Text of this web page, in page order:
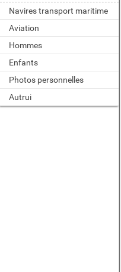
Navires transport maritime
Aviation
Hommes
Enfants
Photos personnelles
Autrui